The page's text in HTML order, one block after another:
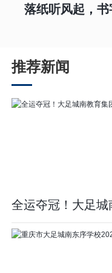
落纸听风起，书
推荐新闻
全运夺冠！大足城